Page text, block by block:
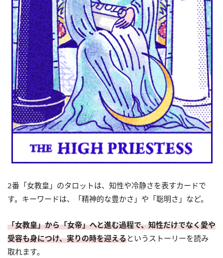
2番「女教皇」のタロットは、知性や冷静さを表すカードで
す。キーワードは、「精神的な豊かさ」や「聡明さ」など。
「女教皇」から「女帝」へと進む過程で、知性だけでなく愛や
受容も身につけ、実りの時を迎えるというストーリーを読み
取れます。